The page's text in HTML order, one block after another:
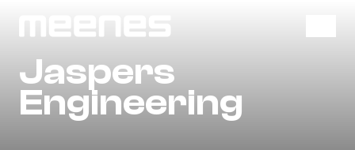
Jaspers
Engineering